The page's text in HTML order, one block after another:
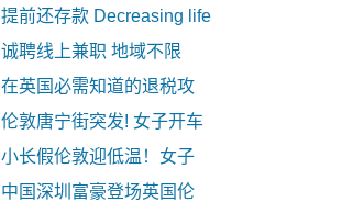
提前还存款 Decreasing life
诚聘线上兼职 地域不限
在英国必需知道的退税攻
伦敦唐宁街突发! 女子开车
小长假伦敦迎低温！女子
中国深圳富豪登场英国伦